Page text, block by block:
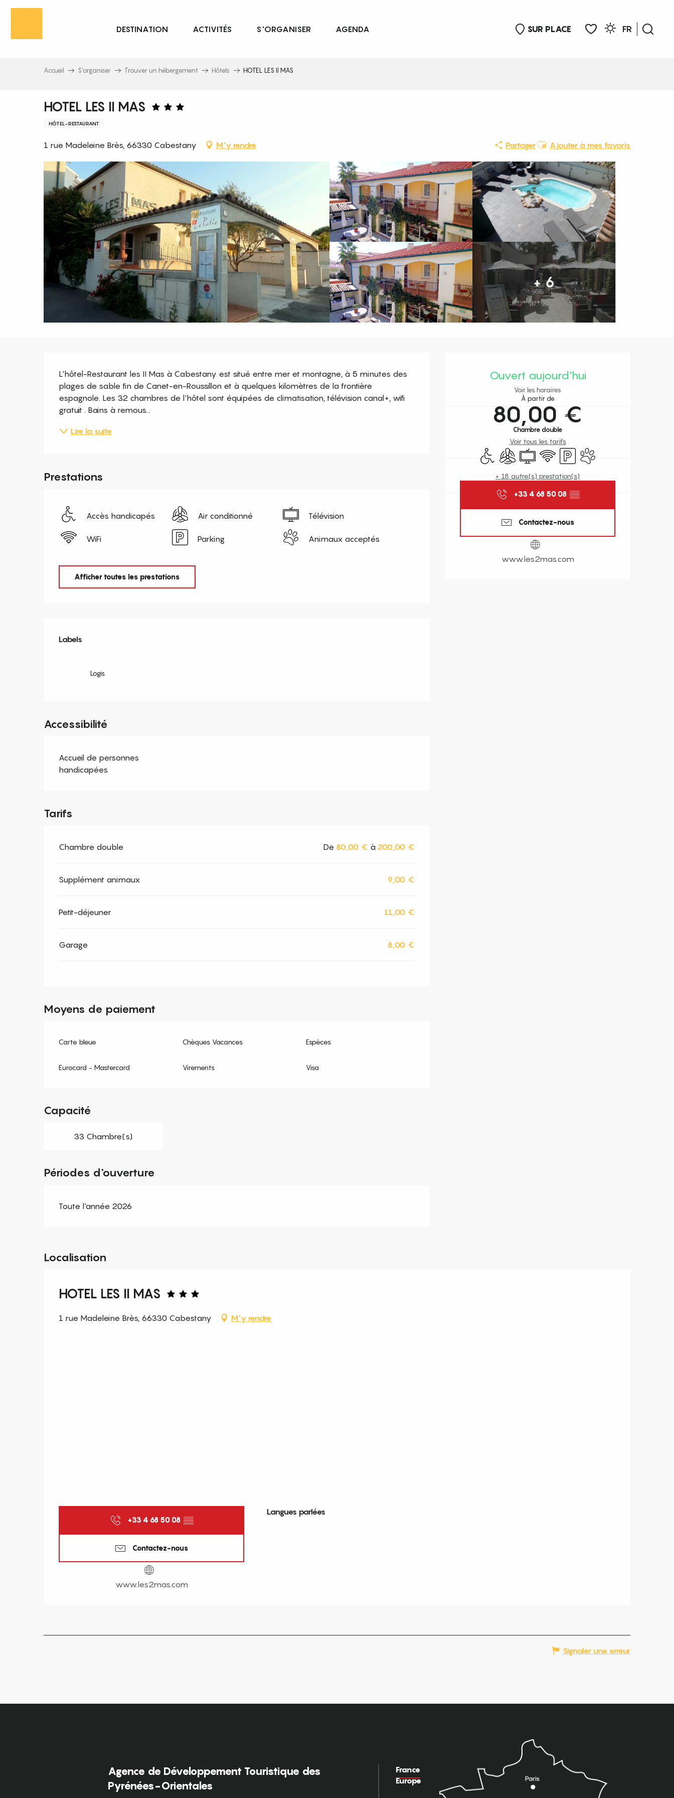
Aller
principal
SUR PLACE
FR
DESTINATION ACTIVITÉS S'ORGANISER AGENDA
Accueil S’organiser Trouver un hébergement Hôtels HOTEL LES II MAS
HOTEL LES II MAS
HÔTEL-RESTAURANT
1 rue Madeleine Brès, 66330 Cabestany M'y rendre PartagerAjouter aux favoris
Ajouter à mes favoris
+ 6
Ouvert aujourd'hui
Voir les horaires
À partir de
80,00 €
Chambre double
Voir tous les tarifs
Accès handicapés
Air conditionné
Télévision
WiFi ParkingAnimaux acceptés
+ 18 autre(s) prestation(s)
+33 4 68 50 08 ▒▒
Contactez-nous
www.les2mas.com
Description
L'hôtel-Restaurant les II Mas à Cabestany est situé entre mer et montagne, à 5 minutes des
plages de sable fin de Canet-en-Roussillon et à quelques kilomètres de la frontière
espagnole. Les 32 chambres de l'hôtel sont équipées de climatisation, télévision canal+, wifi
gratuit . Bains à remous...
Lire la suite
Prestations
Accès handicapés Air conditionné Télévision
WiFi Parking Animaux acceptés
Afficher toutes les prestations
Offres de prestations
Labels
Labels
Logis
Accessibilité
Accueil de personnes
handicapées
Tarifs
Chambre double De 80,00 € à 200,00 €
Supplément animaux 9,00 €
Petit-déjeuner 11,00 €
Garage 8,00 €
Moyens de paiement
Carte bleue Chèques Vacances Espèces
Eurocard - Mastercard Virements Visa
Capacité
33 Chambre(s)
Périodes d'ouverture
Toute l'année 2026
Localisation
HOTEL LES II MAS
1 rue Madeleine Brès, 66330 Cabestany M'y rendre
+33 4 68 50 08 ▒▒
Contactez-nous
www.les2mas.com
Langues parlées
Langues parlées
Signaler une erreur
Agence de Développement Touristique des
Pyrénées-Orientales
France
Europe